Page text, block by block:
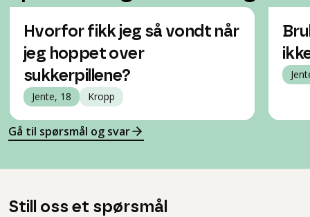
Hvorfor fikk jeg så vondt når
jeg hoppet over
sukkerpillene?
Jente, 18 Kropp
Gå til spørsmål og svar
Still oss et spørsmål